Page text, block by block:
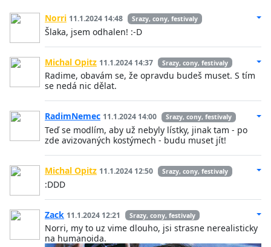
Norri 11.1.2024 14:48 Srazy, cony, festivaly
Šlaka, jsem odhalen! :-D
Michal Opitz 11.1.2024 14:37 Srazy, cony, festivaly
Radime, obavám se, že opravdu budeš muset. S tím
se nedá nic dělat.
RadimNemec 11.1.2024 14:00 Srazy, cony, festivaly
Teď se modlím, aby už nebyly lístky, jinak tam - po
zde avizovaných kostýmech - budu muset jít!
Michal Opitz 11.1.2024 12:50 Srazy, cony, festivaly
:DDD
Zack 11.1.2024 12:21 Srazy, cony, festivaly
Norri, my to uz vime dlouho, jsi strasne nerealisticky
na humanoida.